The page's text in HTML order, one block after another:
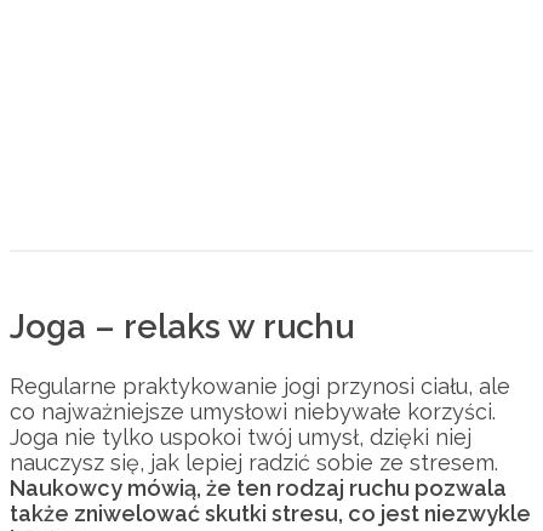
Joga – relaks w ruchu
Regularne praktykowanie jogi przynosi ciału, ale
co najważniejsze umysłowi niebywałe korzyści.
Joga nie tylko uspokoi twój umysł, dzięki niej
nauczysz się, jak lepiej radzić sobie ze stresem.
Naukowcy mówią, że ten rodzaj ruchu pozwala
także zniwelować skutki stresu, co jest niezwykle